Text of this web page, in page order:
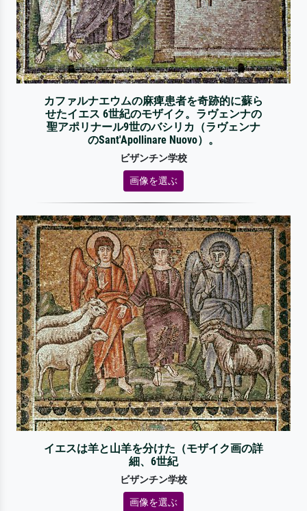
カファルナエウムの麻痺患者を奇跡的に蘇ら
せたイエス 6世紀のモザイク。ラヴェンナの
聖アポリナール9世のバシリカ（ラヴェンナ
のSant'Apollinare Nuovo）。
ビザンチン学校
画像を選ぶ
イエスは羊と山羊を分けた（モザイク画の詳
細、6世紀
ビザンチン学校
画像を選ぶ